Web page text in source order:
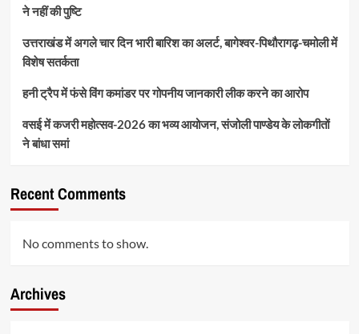
ने नहीं की पुष्टि
उत्तराखंड में अगले चार दिन भारी बारिश का अलर्ट, बागेश्वर-पिथौरागढ़-चमोली में
विशेष सतर्कता
हनी ट्रैप में फंसे विंग कमांडर पर गोपनीय जानकारी लीक करने का आरोप
वसई में कजरी महोत्सव-2026 का भव्य आयोजन, संजोली पाण्डेय के लोकगीतों
ने बांधा समां
Recent Comments
No comments to show.
Archives